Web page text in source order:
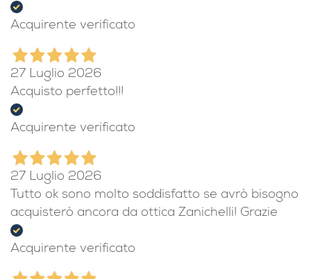
Acquirente verificato
27 Luglio 2026
Acquisto perfetto!!!
Acquirente verificato
27 Luglio 2026
Tutto ok sono molto soddisfatto se avrò bisogno
acquisterò ancora da ottica Zanichelli! Grazie
Acquirente verificato